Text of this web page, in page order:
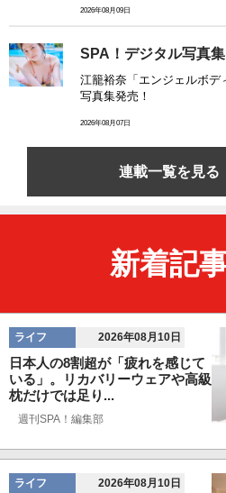
2026年08月09日
SPA！デジタル写真集
江籠裕奈「エンジェルボデ
写真集発売！
2026年08月07日
連載一覧を見る
新着記
ライフ 2026年08月10日
日本人の8割超が「疲れを感じて
いる」。リカバリーウェアや高級
枕だけでは足り...
週刊SPA！編集部
ライフ 2026年08月10日